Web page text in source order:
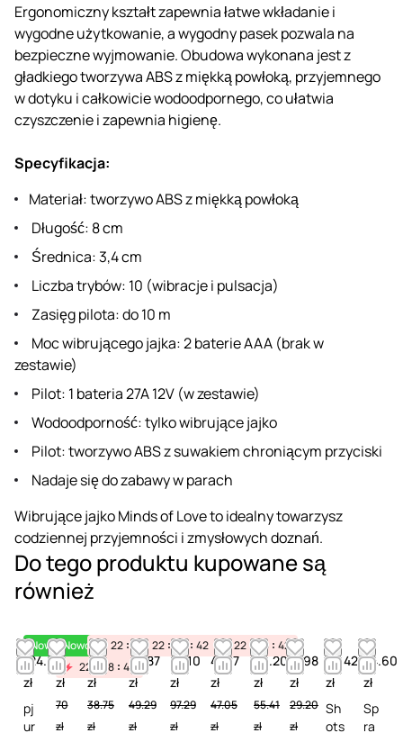
Ergonomiczny kształt zapewnia łatwe wkładanie i
wygodne użytkowanie, a wygodny pasek pozwala na
bezpieczne wyjmowanie. Obudowa wykonana jest z
gładkiego tworzywa ABS z miękką powłoką, przyjemnego
w dotyku i całkowicie wodoodpornego, co ułatwia
czyszczenie i zapewnia higienę.
Specyfikacja:
Materiał: tworzywo ABS z miękką powłoką
Długość: 8 cm
Średnica: 3,4 cm
Liczba trybów: 10 (wibracje i pulsacja)
Zasięg pilota: do 10 m
Moc wibrującego jajka: 2 baterie AAA (brak w
zestawie)
Pilot: 1 bateria 27A 12V (w zestawie)
Wodoodporność: tylko wibrujące jajko
Pilot: tworzywo ABS z suwakiem chroniącym przyciski
Nadaje się do zabawy w parach
Wibrujące jajko Minds of Love to idealny towarzysz
codziennej przyjemności i zmysłowych doznań.
Do tego produktu kupowane są
również
Nowość
124.87
zł
pj
ur
Nowość
22
08 42
62.69
zł
70
zł
22 08 42
34.49
zł
38.75
zł
22 08 42
43.87
zł
49.29
zł
86.10
zł
97.29
zł
22 08 42
41.87
zł
47.05
zł
49.20
zł
55.41
zł
11.98
zł
29.20
zł
43.42
zł
Sh
ots
24.60
zł
Sp
ra